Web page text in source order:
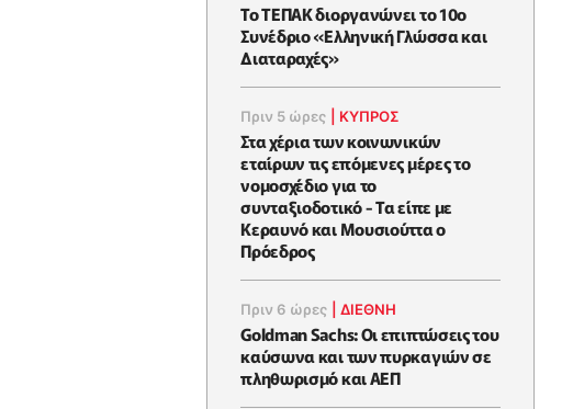
Το ΤΕΠΑΚ διοργανώνει το 10ο
Συνέδριο «Ελληνική Γλώσσα και
Διαταραχές»
Πριν 5 ώρες ΚΥΠΡΟΣ
Στα χέρια των κοινωνικών
εταίρων τις επόμενες μέρες το
νομοσχέδιο για το
συνταξιοδοτικό - Τα είπε με
Κεραυνό και Μουσιούττα ο
Πρόεδρος
Πριν 6 ώρες |ΔΙΕΘΝΗ
Goldman Sachs: Οι επιπτώσεις του
καύσωνα και των πυρκαγιών σε
πληθωρισμό και ΑΕΠ